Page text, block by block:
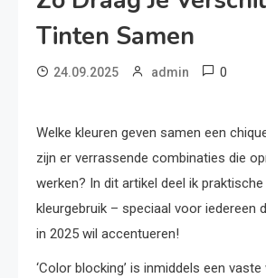
Tinten Samen
24.09.2025 admin 0
Welke kleuren geven samen een
zijn er verrassende combinaties die
werken? In dit artikel deel ik
kleurgebruik – speciaal voor iedereen
in 2025 wil accentueren!
‘Color blocking’ is inmiddels een